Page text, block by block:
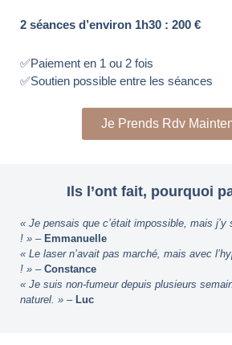
2 séances d’environ 1h30 : 200 €
✅Paiement en 1 ou 2 fois
✅Soutien possible entre les séances
Je Prends Rdv
Ils l’ont fait, pourquoi
« Je pensais que c’était impossible, mais
! » – Emmanuelle
« Le laser n’avait pas marché, mais avec
! » – Constance
« Je suis non-fumeur depuis plusieurs
naturel. » – Luc